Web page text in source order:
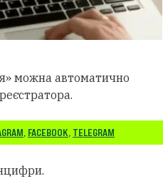
можна автоматично
, FACEBOOK, TELEGRAM